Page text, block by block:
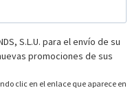
S.L.U. para el envío de su
promociones de sus
clic en el enlace que aparece en